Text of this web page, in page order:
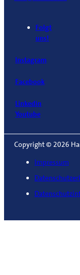
Folgt
uns!
Instagram
Facebook
Linkedin
Youtube
Copyright © 2026
Impressum